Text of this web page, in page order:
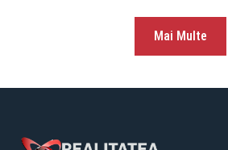
Mai Multe